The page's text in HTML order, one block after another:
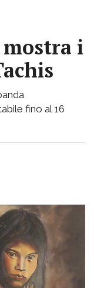
i
fino al 16